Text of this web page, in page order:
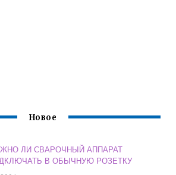
Новое
ЛИ СВАРОЧНЫЙ АППАРАТ
В ОБЫЧНУЮ РОЗЕТКУ